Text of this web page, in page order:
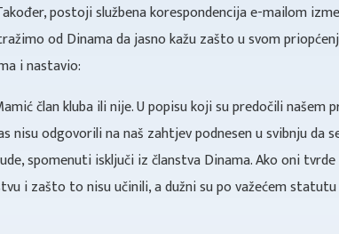
postoji službena korespondencija e-mailom
od Dinama da jasno kažu zašto u svom
i nastavio:
član kluba ili nije. U popisu koji su predočili našem
nisu odgovorili na naš zahtjev podnesen u svibnju da
spomenuti isključi iz članstva Dinama. Ako oni
i zašto to nisu učinili, a dužni su po važećem statutu